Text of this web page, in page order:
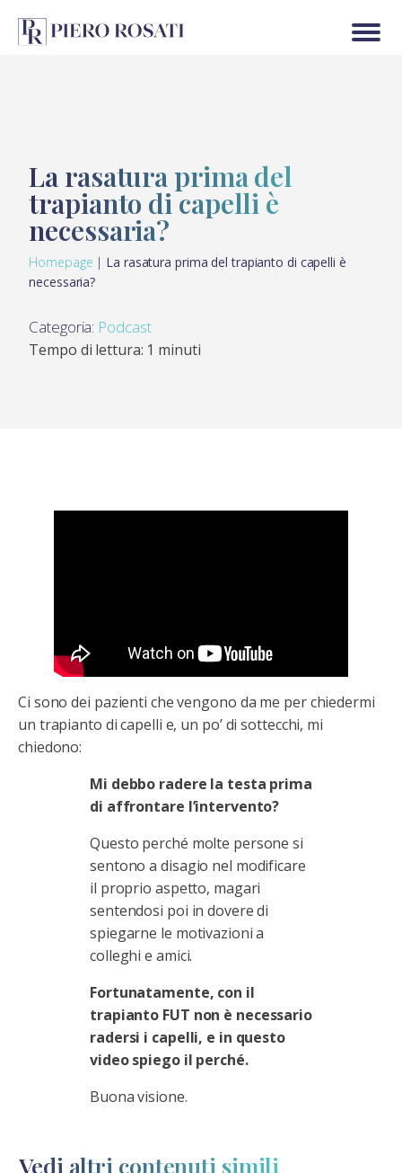
La rasatura prima del
trapianto di capelli è
necessaria?
Homepage | La rasatura prima del trapianto di capelli è
necessaria?
Categoria: Podcast
Tempo di lettura: 1 minuti
Ci sono dei pazienti che vengono da me per chiedermi
un trapianto di capelli e, un po’ di sottecchi, mi
chiedono:
Mi debbo radere la testa prima
di affrontare l’intervento?
Questo perché molte persone si
sentono a disagio nel modificare
il proprio aspetto, magari
sentendosi poi in dovere di
spiegarne le motivazioni a
colleghi e amici.
Fortunatamente, con il
trapianto FUT non è necessario
radersi i capelli, e in questo
video spiego il perché.
Buona visione.
Vedi altri contenuti simili